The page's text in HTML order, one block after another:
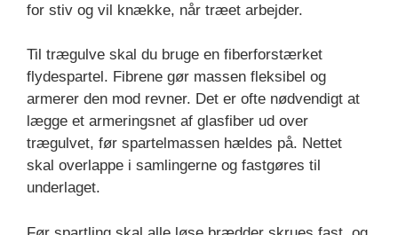
for stiv og vil knække, når træet arbejder.
Til trægulve skal du bruge en fiberforstærket
flydespartel. Fibrene gør massen fleksibel og
armerer den mod revner. Det er ofte nødvendigt at
lægge et armeringsnet af glasfiber ud over
trægulvet, før spartelmassen hældes på. Nettet
skal overlappe i samlingerne og fastgøres til
underlaget.